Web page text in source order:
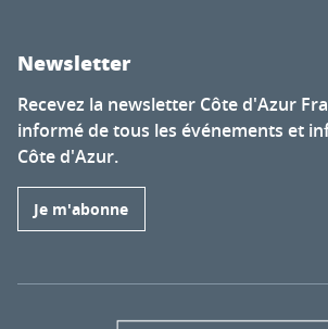
Newsletter
Recevez la newsletter Côte d'Azur
informé de tous les événements et
Côte d'Azur.
Je m'abonne